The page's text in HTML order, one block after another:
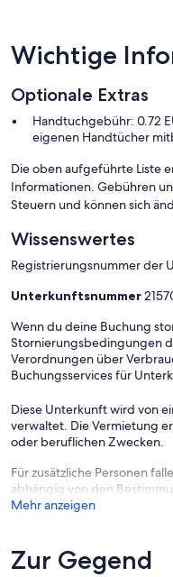
Wichtige
Optionale Extras
Handtuchgebühr: 0.72
eigenen Handtücher
Die oben aufgeführte Liste
Informationen. Gebühren
Steuern und können sich
Wissenswertes
Registrierungsnummer der
Unterkunftsnummer
Wenn du deine Buchung
Stornierungsbedingungen
Verordnungen über
Buchungsservices für
Diese Unterkunft wird von
verwaltet. Die Vermietung
oder beruflichen Zwecken.
Für zusätzliche Personen
abhängig von den
Mehr anzeigen
Zur Gegend